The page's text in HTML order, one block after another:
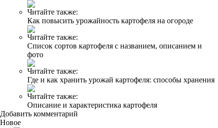
Читайте также:
Как повысить урожайность картофеля на огороде
Читайте также:
Список сортов картофеля с названием, описанием и
фото
Читайте также:
Где и как хранить урожай картофеля: способы хранения
Читайте также:
Описание и характеристика картофеля
Добавить комментарий
Новое